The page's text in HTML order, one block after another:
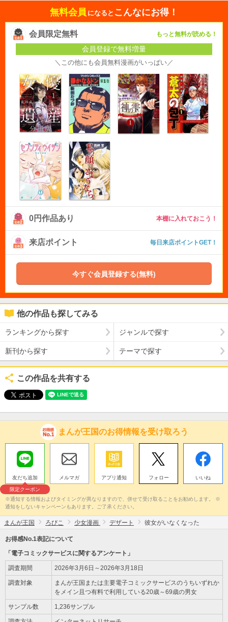
無料会員 になると こんなにお得！
会員限定無料 もっと無料が読める！
会員登録で無料増量
＼この他にも会員無料漫画がいっぱい／
0円作品あり 本棚に入れておこう！
来店ポイント 毎日来店ポイントGET！
今すぐ会員登録する(無料)
他の作品も探してみる
ランキングから探す ジャンルで探す
新刊から探す テーマで探す
この作品を共有する
まんが王国のお得情報を受け取ろう
友だち追加
限定クーポン
メルマガ アプリ通知 フォロー いいね
※通知する情報およびタイミングが異なりますので、併せて受け取ることをお勧めします。 ※
通知をしないキャンペーンもあります。ご了承ください。
まんが王国 ろびこ 少女漫画 デザート 彼女がいなくなった
お得感No.1表記について
「電子コミックサービスに関するアンケート」
調査期間 2026年3月6日～2026年3月18日
調査対象
まんが王国または主要電子コミックサービスのうちいずれか
をメイン且つ有料で利用している20歳～69歳の男女
サンプル数 1,236サンプル